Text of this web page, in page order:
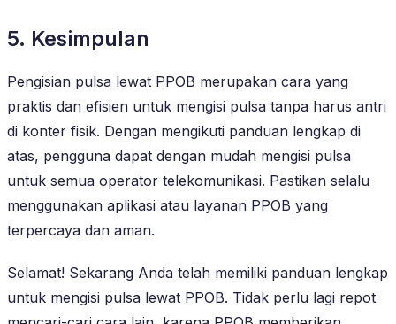
5. Kesimpulan
Pengisian pulsa lewat PPOB merupakan cara yang
praktis dan efisien untuk mengisi pulsa tanpa harus antri
di konter fisik. Dengan mengikuti panduan lengkap di
atas, pengguna dapat dengan mudah mengisi pulsa
untuk semua operator telekomunikasi. Pastikan selalu
menggunakan aplikasi atau layanan PPOB yang
terpercaya dan aman.
Selamat! Sekarang Anda telah memiliki panduan lengkap
untuk mengisi pulsa lewat PPOB. Tidak perlu lagi repot